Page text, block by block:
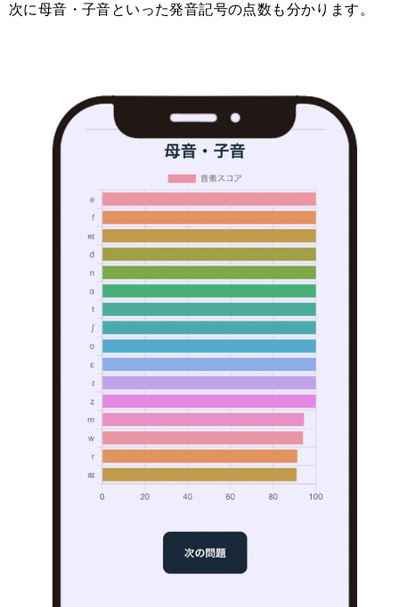
次に母音・子音といった発音記号の点数も分かります。